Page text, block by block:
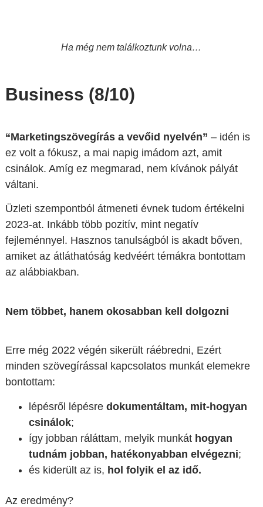
Ha még nem találkoztunk volna…
Business (8/10)
“Marketingszövegírás a vevőid nyelvén” – idén is
ez volt a fókusz, a mai napig imádom azt, amit
csinálok. Amíg ez megmarad, nem kívánok pályát
váltani.
Üzleti szempontból átmeneti évnek tudom értékelni
2023-at. Inkább több pozitív, mint negatív
fejleménnyel. Hasznos tanulságból is akadt bőven,
amiket az átláthatóság kedvéért témákra bontottam
az alábbiakban.
Nem többet, hanem okosabban kell dolgozni
Erre még 2022 végén sikerült ráébredni, Ezért
minden szövegírással kapcsolatos munkát elemekre
bontottam:
lépésről lépésre dokumentáltam, mit-hogyan
csinálok;
így jobban ráláttam, melyik munkát hogyan
tudnám jobban, hatékonyabban elvégezni;
és kiderült az is, hol folyik el az idő.
Az eredmény?